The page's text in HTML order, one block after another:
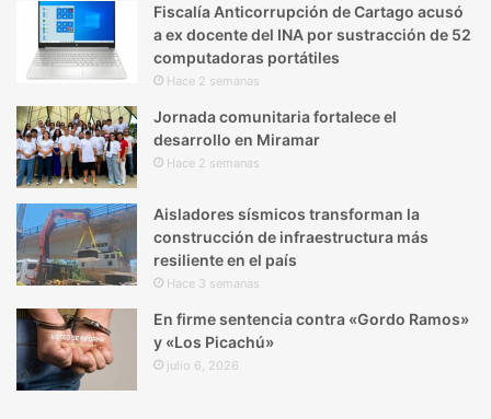
Fiscalía Anticorrupción de Cartago acusó
a ex docente del INA por sustracción de 52
computadoras portátiles
Hace 2 semanas
Jornada comunitaria fortalece el
desarrollo en Miramar
Hace 2 semanas
Aisladores sísmicos transforman la
construcción de infraestructura más
resiliente en el país
Hace 3 semanas
En firme sentencia contra «Gordo Ramos»
y «Los Picachú»
julio 6, 2026